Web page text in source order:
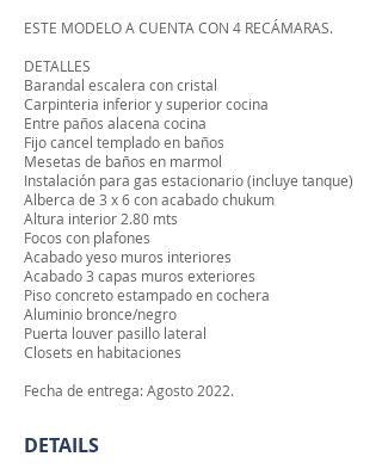
ESTE MODELO A CUENTA CON 4 RECÁMARAS.
DETALLES
Barandal escalera con cristal
Carpinteria inferior y superior cocina
Entre paños alacena cocina
Fijo cancel templado en baños
Mesetas de baños en marmol
Instalación para gas estacionario (incluye tanque)
Alberca de 3 x 6 con acabado chukum
Altura interior 2.80 mts
Focos con plafones
Acabado yeso muros interiores
Acabado 3 capas muros exteriores
Piso concreto estampado en cochera
Aluminio bronce/negro
Puerta louver pasillo lateral
Closets en habitaciones
Fecha de entrega: Agosto 2022.
DETAILS